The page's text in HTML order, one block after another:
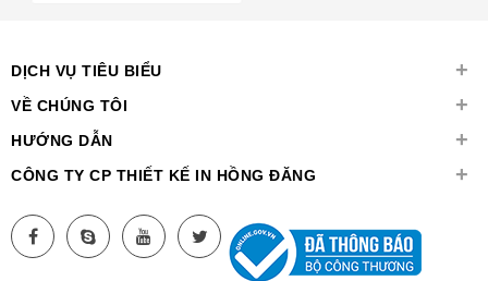
DỊCH VỤ TIÊU BIỂU +
VỀ CHÚNG TÔI +
HƯỚNG DẪN +
CÔNG TY CP THIẾT KẾ IN HỒNG ĐĂNG +